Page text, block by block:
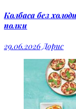
Колбаса без
полки
29.06.2026Дорис